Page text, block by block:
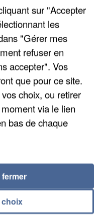
été interpellé
visés par des
sur "Accepter
les
"Gérer mes
refuser en
accepter". Vos
que pour ce site.
choix, ou retirer
via le lien
bas de chaque
choix